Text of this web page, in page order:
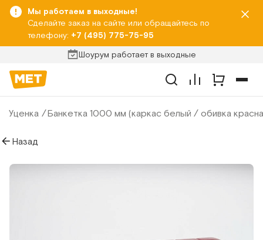
Мы работаем в выходные!
Сделайте заказ на сайте или обращайтесь по
телефону: +7 (495) 775-75-95
Шоурум работает в выходные
Уценка Банкетка 1000 мм (каркас белый / обивка
Назад